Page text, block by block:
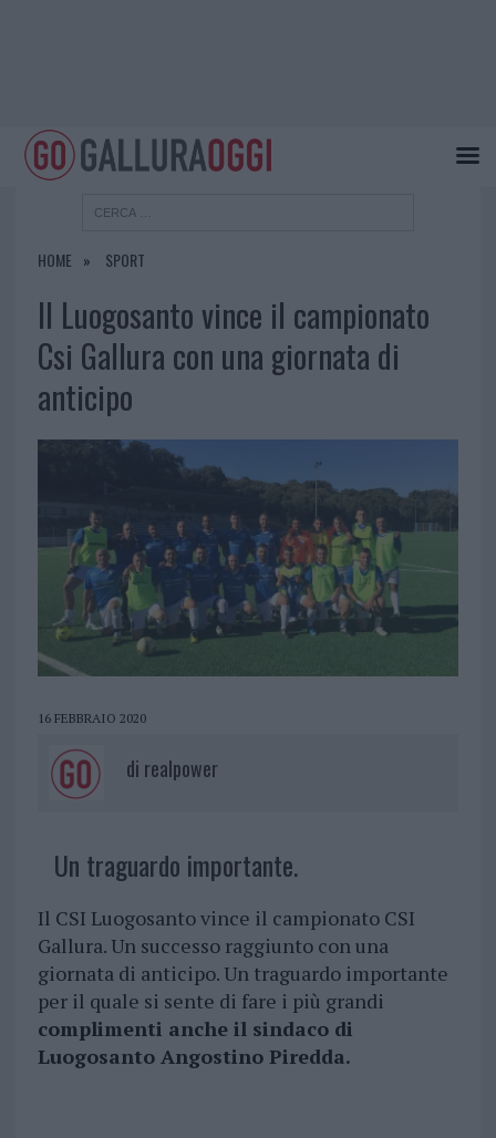
HOME SPORT
Il Luogosanto vince il campionato
Csi Gallura con una giornata di
anticipo
16 FEBBRAIO 2020
di realpower
Un traguardo importante.
Il CSI Luogosanto vince il campionato CSI
Gallura. Un successo raggiunto con una
giornata di anticipo. Un traguardo importante
per il quale si sente di fare i più grandi
complimenti anche il sindaco di
Luogosanto Angostino Piredda.